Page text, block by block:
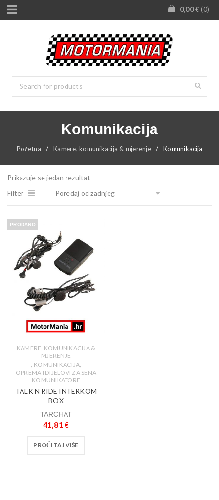
0,00€ 0
Komunikacija
Početna / Kamere, komunikacija & mjerenje / Komunikacija
Prikazuje se jedan rezultat
Filter
Poredaj od zadnjeg
PRODANO
KAMERE, KOMUNIKACIJA &
MJERENJE
, KOMUNIKACIJA,
OPREMA I DIJELOVI ZA SENA
KOMUNIKATORE
TALK N RIDE INTERKOM
BOX
TARCHAT
41,81€
PROČITAJ VIŠE